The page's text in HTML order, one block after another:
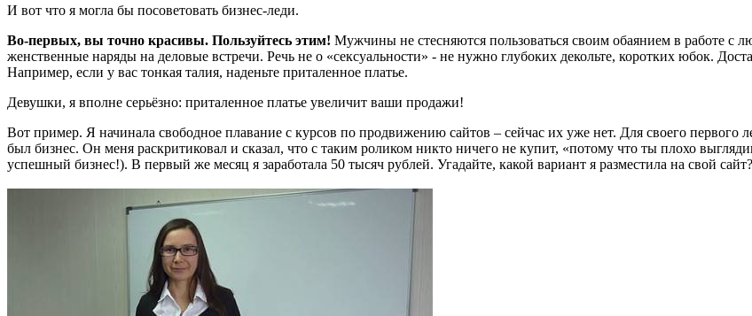
И вот что я могла бы посоветовать бизнес-леди.
Во-первых, вы точно красивы. Пользуйтесь этим! Мужчины не стесняются пользоваться своим обаянием в работе
женственные наряды на деловые встречи. Речь не о «сексуальности» - не нужно глубоких декольте, коротких юбок.
Например, если у вас тонкая талия, наденьте приталенное платье.
Девушки, я вполне серьёзно: приталенное платье увеличит ваши продажи!
Вот пример. Я начинала свободное плавание с курсов по продвижению сайтов – сейчас их уже нет. Для своего первого
был бизнес. Он меня раскритиковал и сказал, что с таким роликом никто ничего не купит, «потому что ты плохо
успешный бизнес!). В первый же месяц я заработала 50 тысяч рублей. Угадайте, какой вариант я разместила на свой сайт?